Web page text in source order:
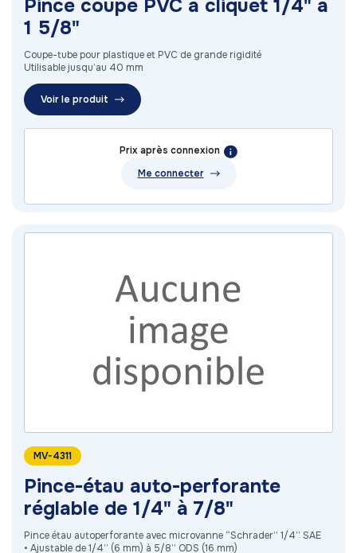
Pince coupe PVC à cliquet 1/4" à
1 5/8"
Coupe-tube pour plastique et PVC de grande rigidité
Utilisable jusqu’au 40 mm
Voir le produit
Prix après connexion
Me connecter
MV-4311
Pince-étau auto-perforante
réglable de 1/4" à 7/8"
Pince étau autoperforante avec microvanne “Schrader” 1/4’’ SAE
• Ajustable de 1/4’’ (6 mm) à 5/8’’ ODS (16 mm)